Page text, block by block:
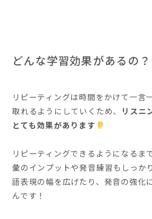
どんな学習効果があるの？
リピーティングは時間をかけて一言
取れるようにしていくため、
リスニ
とても効果があります
リピーティングできるようになるま
彙のインプットや発音練習もしっか
語表現の幅を広げたり、発音の強化
んです！